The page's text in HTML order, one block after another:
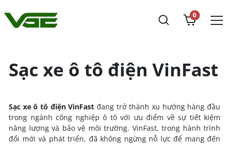
0
Sạc xe ô tô điện VinFast
Sạc xe ô tô điện VinFast đang trở thành xu hướng hàng đầu
trong ngành công nghiệp ô tô với ưu điểm về sự tiết kiệm
năng lượng và bảo vệ môi trường. VinFast, trong hành trình
đổi mới và phát triển, đã không ngừng nỗ lực để mang đến